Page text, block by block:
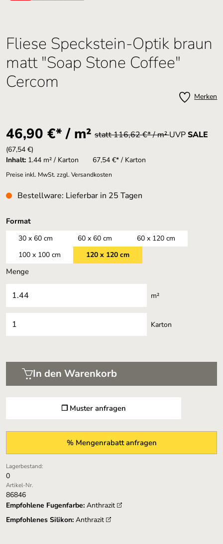
Fliese Speckstein-Optik braun
matt "Soap Stone Coffee"
Cercom
Merken
46,90 €* / m² statt 116,62 €* / m²UVPSALE
(67,54 €)
Inhalt: 1.44 m² / Karton 67,54 €* / Karton
Preise inkl. MwSt. zzgl. Versandkosten
Bestellware: Lieferbar in 25 Tagen
Formatauswählen
30 x 60 cm 60 x 60 cm
60 x 120 cm
100 x 100 cm
120 x 120 cm
❐ Muster anfragen
Menge
m²
Karton
In den Warenkorb
% Mengenrabatt anfragen
Lagerbestand:
0
Artikel-Nr.
86846
Empfohlene Fugenfarbe: Anthrazit
Empfohlenes Silikon: Anthrazit